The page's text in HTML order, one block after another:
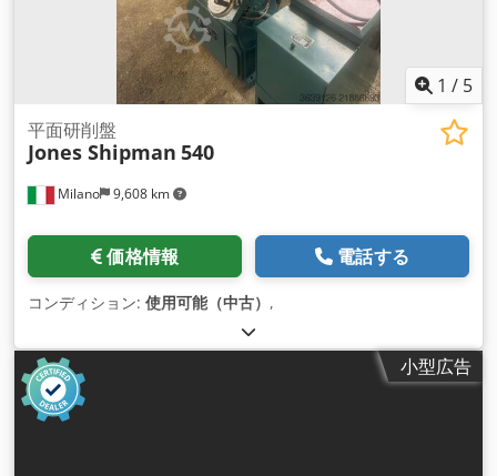
1 / 5
Milano 9,608 km
平面研削盤
Jones Shipman 540
価格情報 電話する
コンディション: 使用可能（中古） ,
小型広告